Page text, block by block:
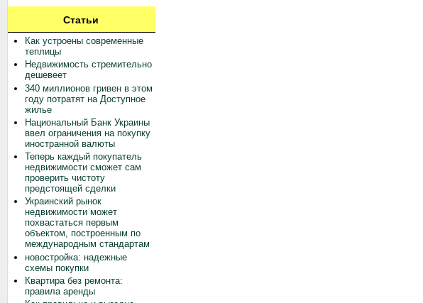
Статьи
Как устроены современные
теплицы
Недвижимость стремительно
дешевеет
340 миллионов гривен в этом
году потратят на Доступное
жилье
Национальный Банк Украины
ввел ограничения на покупку
иностранной валюты
Теперь каждый покупатель
недвижимости сможет сам
проверить чистоту
предстоящей сделки
Украинский рынок
недвижимости может
похвастаться первым
объектом, построенным по
международным стандартам
новостройка: надежные
схемы покупки
Квартира без ремонта:
правила аренды